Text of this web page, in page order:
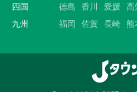
四国
徳島 香川 愛媛 高
九州
福岡 佐賀 長崎 熊